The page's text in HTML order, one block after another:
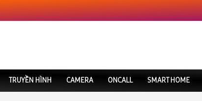
TRUYỀN HÌNH CAMERA ONCALL SMART HOME